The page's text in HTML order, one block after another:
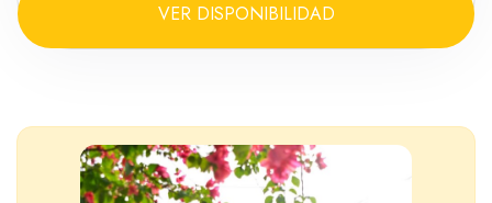
Adultos
Niño
VER DISPONIBILIDAD